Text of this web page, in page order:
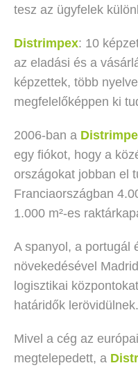
tesz az ügyfelek
Distrimpex: 10
az eladási és a
képzettek, több
megfelelőképpen ki
2006-ban a
egy fiókot, hogy a
országokat jobban el
Franciaországban
1.000 m²-es
A spanyol, a portugál
növekedésével
logisztikai
határidők lerövidülnek.
Mivel a cég az
megtelepedett, a